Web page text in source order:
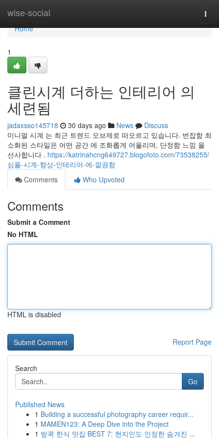
wise-social
Home
Home
1
클린시계 더하는 인테리어 의
세련됨
jadaxsso145718 30 days ago News
Discuss
미니멀 시계 는 최근 트렌드 오브제로 떠오르고 있습니다. 번잡함 최
소화된 스타일은 어떤 공간 에 조화롭게 어울리며, 단정함 느낌 을
선사합니다 . https://katrinahcng649727.blogofoto.com/73538255/
심플-시계-향상-인테리어-에-깔끔함
Comments
Who Upvoted
Comments
Submit a Comment
No HTML
HTML is disabled
Report Page
Search
Go
Published News
1 Building a successful photography career requir...
1 MAMEN123: A Deep Dive into the Project
1 방콕 한식 맛집 BEST 7: 현지인도 인정한 숨겨진 ...